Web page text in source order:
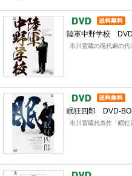
陸軍中野学校
市川雷蔵の現代劇の代
眠狂四郎 DVD-
市川雷蔵代表作「眠狂